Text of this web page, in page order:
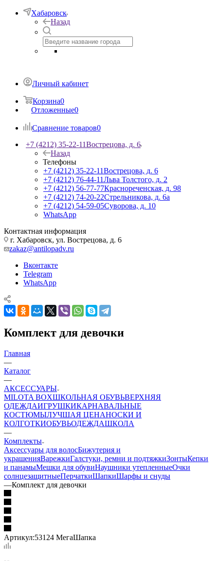
Хабаровск
Назад
Личный кабинет
Корзина0
Отложенные0
Сравнение товаров0
+7 (4212) 35-22-11Вострецова, д. 6
Назад
Телефоны
+7 (4212) 35-22-11Вострецова, д. 6
+7 (4212) 76-44-11Льва Толстого, д. 2
+7 (4212) 56-77-77Краснореченская, д. 98
+7 (4212) 74-20-22Стрельникова, д. 6а
+7 (4212) 54-59-05Суворова, д. 10
WhatsApp
Контактная информация
г. Хабаровск, ул. Вострецова, д. 6
zakaz@antilopadv.ru
Вконтакте
Telegram
WhatsApp
Комплект для девочки
Главная
—
Каталог
—
АКСЕССУАРЫ
MILOTA BOXШКОЛЬНАЯ ОБУВЬВЕРХНЯЯ
ОДЕЖДАИГРУШКИКАРНАВАЛЬНЫЕ
КОСТЮМЫЛУЧШАЯ ЦЕНАНОСКИ И
КОЛГОТКИОБУВЬОДЕЖДАШКОЛА
—
Комплекты
Аксессуары для волосБижутерия и
украшенияВарежкиГалстуки, ремни и подтяжкиЗонтыКепки
и панамыМешки для обувиНаушники утепленныеОчки
солнцезащитныеПерчаткиШапкиШарфы и снуды
—Комплект для девочки
Артикул:53124 МегаШапка